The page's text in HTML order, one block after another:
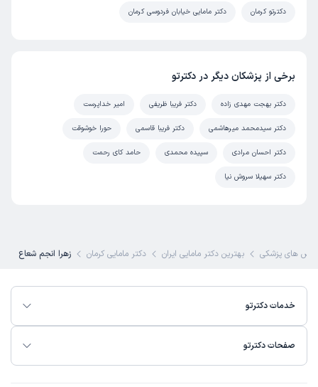
دکترتو کرمان دکتر مامایی خیابان فردوسی کرمان
برخی از پزشکان دیگر در دکترتو
دکتر بهجت مهدی زاده دکتر فریبا ظریفی امیر خداپرست
دکتر سیدمحمد میرهاشمی دکتر فریبا قاسمی حورا خوشوقت
دکتر احسان مرادی سپیده محمدی حامد کای رحمت
دکتر سهیلا سروش نیا
های پزشکی بهترین دکتر مامایی ایران دکتر مامایی کرمان زهرا انجم شعاع
خدمات دکترتو
صفحات دکترتو